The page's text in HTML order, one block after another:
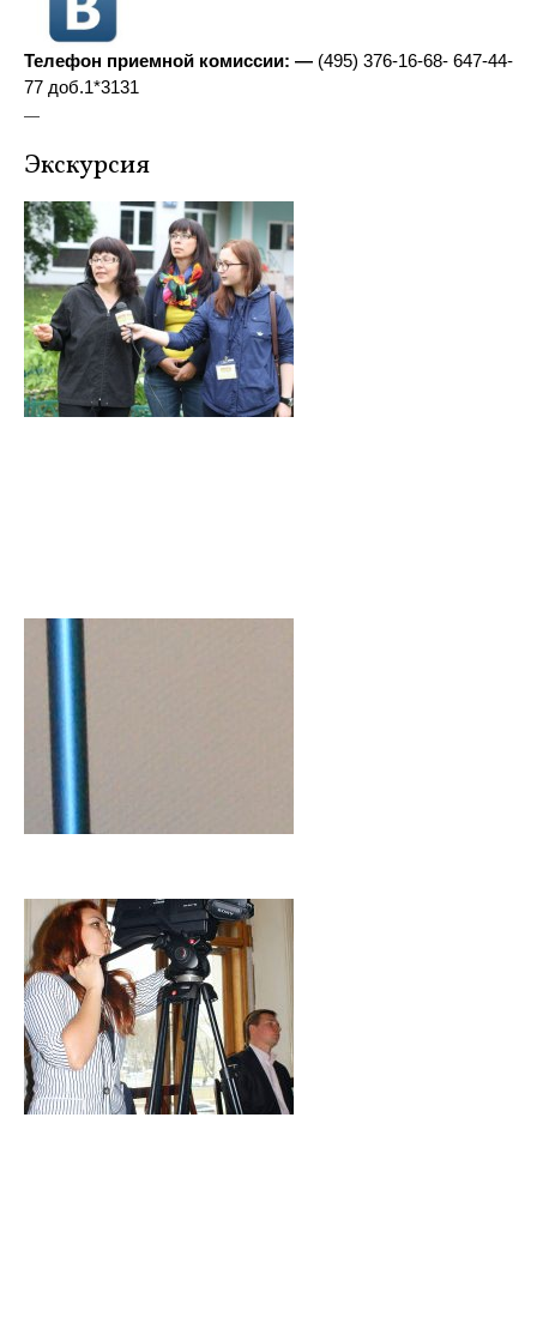
Телефон приемной комиссии: — (495) 376-16-68- 647-44-
77 доб.1*3131
—
Экскурсия